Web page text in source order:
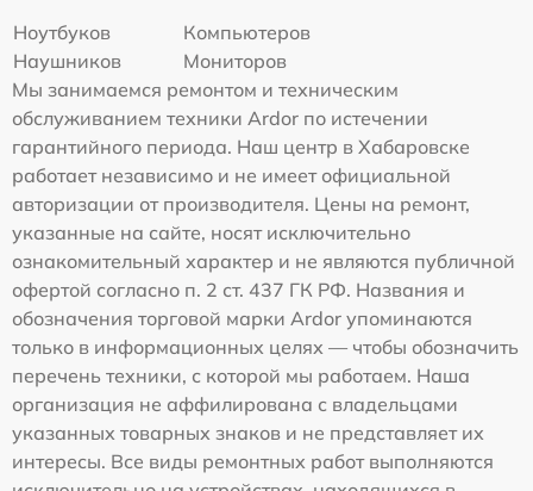
Ноутбуков
Компьютеров
Наушников
Мониторов
Мы занимаемся ремонтом и техническим
обслуживанием техники Ardor по истечении
гарантийного периода. Наш центр в Хабаровске
работает независимо и не имеет официальной
авторизации от производителя. Цены на ремонт,
указанные на сайте, носят исключительно
ознакомительный характер и не являются публичной
офертой согласно п. 2 ст. 437 ГК РФ. Названия и
обозначения торговой марки Ardor упоминаются
только в информационных целях — чтобы обозначить
перечень техники, с которой мы работаем. Наша
организация не аффилирована с владельцами
указанных товарных знаков и не представляет их
интересы. Все виды ремонтных работ выполняются